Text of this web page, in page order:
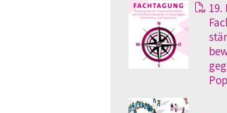
19.